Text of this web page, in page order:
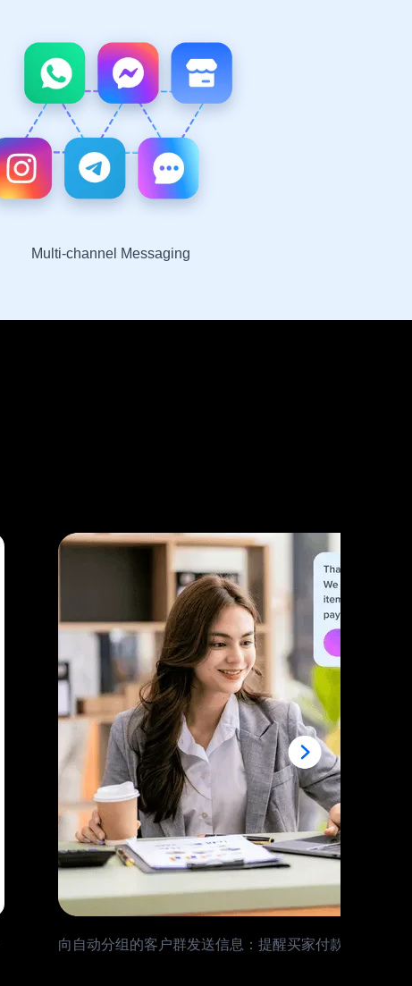
Multi-channel Messaging
向自动分组的客户群发送信息：提醒买家付款、结算购